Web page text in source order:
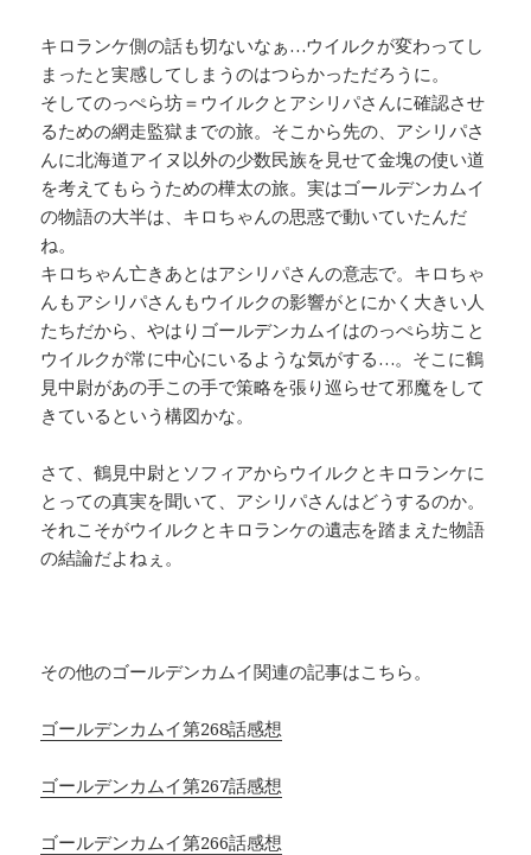
キロランケ側の話も切ないなぁ…ウイルクが変わってし
まったと実感してしまうのはつらかっただろうに。
そしてのっぺら坊＝ウイルクとアシリパさんに確認させ
るための網走監獄までの旅。そこから先の、アシリパさ
んに北海道アイヌ以外の少数民族を見せて金塊の使い道
を考えてもらうための樺太の旅。実はゴールデンカムイ
の物語の大半は、キロちゃんの思惑で動いていたんだ
ね。
キロちゃん亡きあとはアシリパさんの意志で。キロちゃ
んもアシリパさんもウイルクの影響がとにかく大きい人
たちだから、やはりゴールデンカムイはのっぺら坊こと
ウイルクが常に中心にいるような気がする…。そこに鶴
見中尉があの手この手で策略を張り巡らせて邪魔をして
きているという構図かな。
さて、鶴見中尉とソフィアからウイルクとキロランケに
とっての真実を聞いて、アシリパさんはどうするのか。
それこそがウイルクとキロランケの遺志を踏まえた物語
の結論だよねぇ。
その他のゴールデンカムイ関連の記事はこちら。
ゴールデンカムイ第268話感想
ゴールデンカムイ第267話感想
ゴールデンカムイ第266話感想